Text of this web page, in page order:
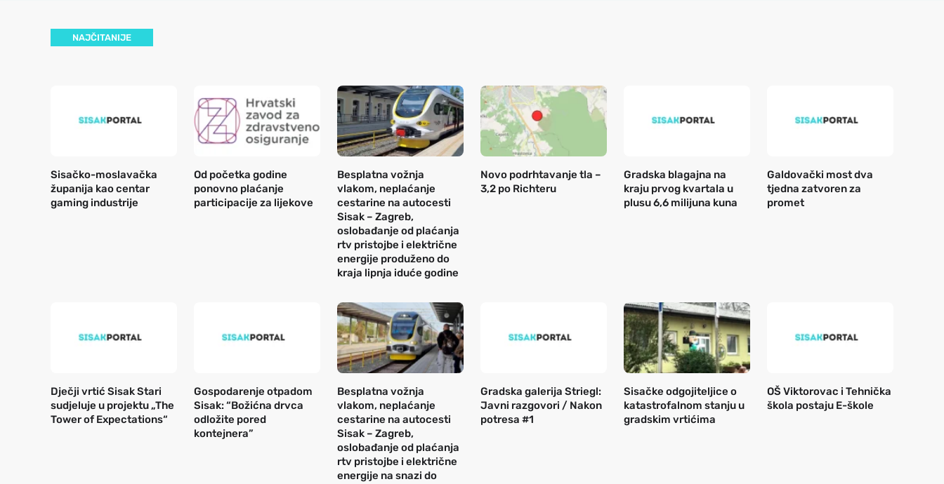
NAJČITANIJE
Sisačko-moslavačka
županija kao centar
gaming industrije
Od početka godine
ponovno plaćanje
participacije za lijekove
Besplatna vožnja
vlakom, neplaćanje
cestarine na autocesti
Sisak – Zagreb,
oslobađanje od plaćanja
rtv pristojbe i električne
energije produženo do
kraja lipnja iduće godine
Novo podrhtavanje tla –
3,2 po Richteru
Gradska blagajna na
kraju prvog kvartala u
plusu 6,6 milijuna kuna
Galdovački most dva
tjedna zatvoren za
promet
Dječji vrtić Sisak Stari
sudjeluje u projektu „The
Tower of Expectations“
Gospodarenje otpadom
Sisak: “Božićna drvca
odložite pored
kontejnera”
Besplatna vožnja
vlakom, neplaćanje
cestarine na autocesti
Sisak – Zagreb,
oslobađanje od plaćanja
rtv pristojbe i električne
energije na snazi do
Gradska galerija Striegl:
Javni razgovori / Nakon
potresa #1
Sisačke odgojiteljice o
katastrofalnom stanju u
gradskim vrtićima
OŠ Viktorovac i Tehnička
škola postaju E-škole